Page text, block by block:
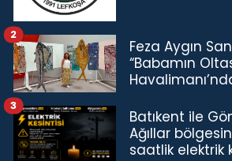
Feza Aygın
“Babamın
2
Batıkent ile
Ağıllar
saatlik elektrik
3